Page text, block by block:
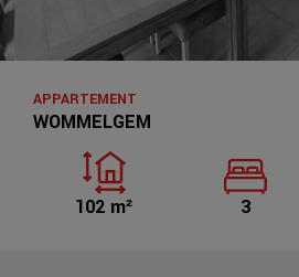
WOMMELGEM
APPARTEMENT
3
102 m²